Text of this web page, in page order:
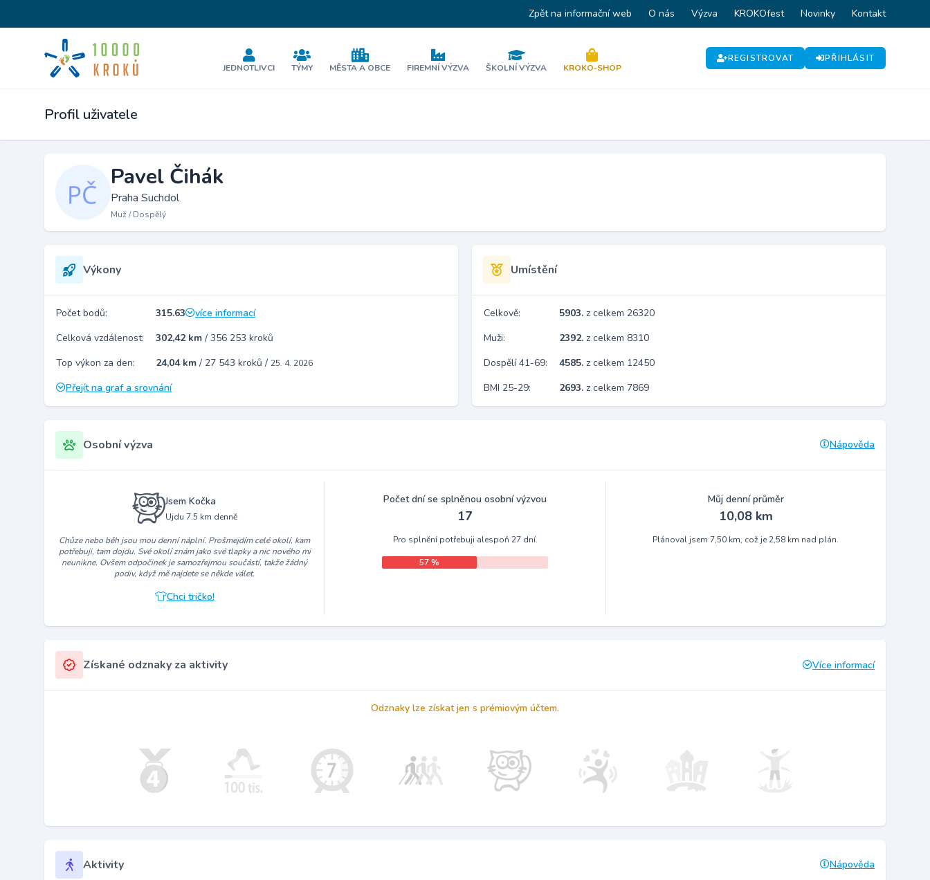
Zpět na informační web O nás Výzva KROKOfest Novinky Kontakt
JEDNOTLIVCI TÝMY MĚSTA A OBCE FIREMNÍ VÝZVA ŠKOLNÍ VÝZVA KROKO-SHOP
REGISTROVAT PŘIHLÁSIT
Profil uživatele
Pavel Čihák
Praha Suchdol
Muž / Dospělý
Výkony
Počet bodů: 315.63
více informací
Celková vzdálenost:
302,42 km / 356 253 kroků
Top výkon za den:
24,04 km / 27 543 kroků / 25. 4. 2026
Přejít na graf a srovnání
Umístění
Celkově: 5903. z celkem 26320
Muži:
2392. z celkem 8310
Dospělí 41-69:
4585. z celkem 12450
BMI 25-29:
2693. z celkem 7869
Osobní výzva Nápověda
Jsem Kočka
Ujdu 7.5 km denně
Chůze nebo běh jsou mou denní náplní. Prošmejdím celé okolí, kam
potřebuji, tam dojdu. Své okolí znám jako své tlapky a nic nového mi
neunikne. Ovšem odpočinek je samozřejmou součástí, takže žádný
podiv, když mě najdete se někde válet.
Chci tričko!
Počet dní se splněnou osobní výzvou
17
Pro splnění potřebuji alespoň 27 dní.
57 %
Můj denní průměr
10,08 km
Plánoval jsem 7,50 km, což je 2,58 km nad plán.
Získané odznaky za aktivity Více informací
Odznaky lze získat jen s prémiovým účtem.
Aktivity Nápověda